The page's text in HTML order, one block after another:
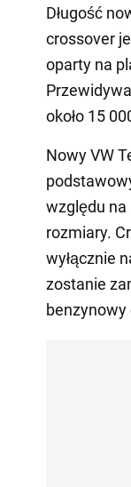
Długość
crossover
oparty na
około 15
Nowy VW
względu
rozmiary.
wyłącznie
zostanie
benzynowy